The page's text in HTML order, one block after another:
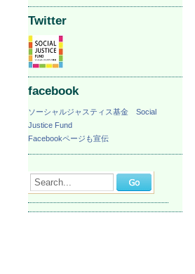
Twitter
facebook
ソーシャルジャスティス基金 Social
Justice Fund
Facebookページも宣伝
Search...